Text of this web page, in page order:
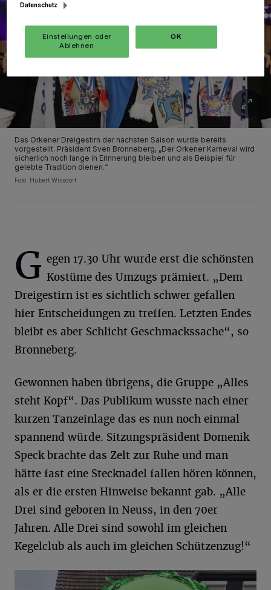
Das Orkener Dreigestirn der nächsten Saison wurde bereits
vorgestellt. Präsident Sven Bronneberg, „Der Orkener Karneval wird
sicherlich noch lange in Erinnerung bleiben und als Beispiel für
gelebte Tradition dienen.“
Foto: Hubert Wissdorf
G egen 17.30 Uhr wurde erst die schönsten
Kostüme des Umzugs prämiert. „Dem
Dreigestirn ist es sichtlich schwer gefallen
hier Entscheidungen zu treffen. Letzten Endes
bleibt es aber Schlicht Geschmackssache“, so
Bronneberg.
Gewonnen haben übrigens, die Gruppe „Alles
steht Kopf“. Das Publikum wusste nach einer
kurzen Tanzeinlage das es nun noch einmal
spannend würde. Sitzungspräsident Domenik
Speck brachte das Zelt zur Ruhe und man
hätte fast eine Stecknadel fallen hören können,
als er die ersten Hinweise bekannt gab. „Alle
Drei sind geboren in Neuss, in den 70er
Jahren. Alle Drei sind sowohl im gleichen
Kegelclub als auch im gleichen Schützenzug!“
Datenschutz
Einstellungen oder
Ablehnen
OK